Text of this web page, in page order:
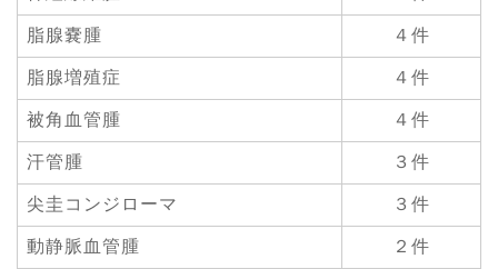
脂腺嚢腫 ４件
脂腺増殖症 ４件
被角血管腫 ４件
汗管腫 ３件
尖圭コンジローマ ３件
動静脈血管腫 ２件